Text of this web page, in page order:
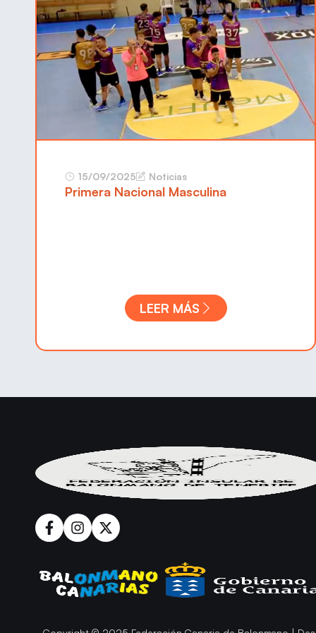
15/09/2025 Noticias
Primera Nacional Masculina
LEER MÁS